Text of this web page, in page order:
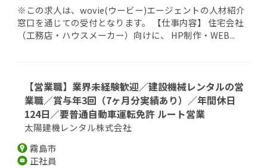
※この求人は、wovie(ウービー)エージェントの人材紹介
窓口を通じての受付となります。 【仕事内容】 住宅会社
（工務店・ハウスメーカー）向けに、 HP制作・WEB...
【営業職】業界未経験歓迎／建設機械レンタルの営
業職／賞与年3回（7ヶ月分実績あり）／年間休日
124日／要普通自動車運転免許 ルート営業
太陽建機レンタル株式会社
霧島市
正社員